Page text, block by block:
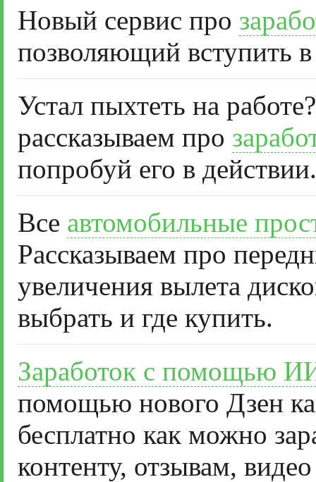
Новый сервис про
позволяющий вступить
Устал пыхтеть на
рассказываем про
попробуй его в действии.
Все автомобильные
Рассказываем про
увеличения вылета
выбрать и где купить.
Заработок с помощью
помощью нового Дзен
бесплатно как можно
контенту, отзывам,